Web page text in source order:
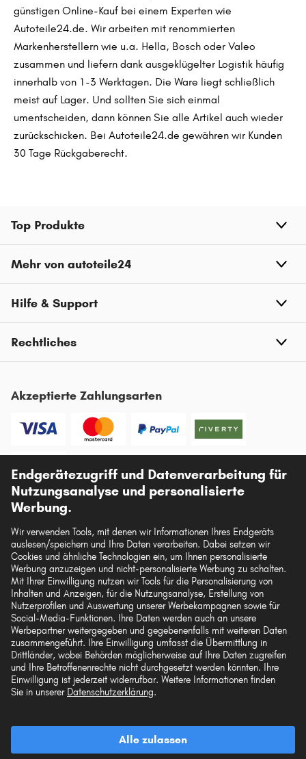
günstigen Online-Kauf bei einem Experten wie
Autoteile24.de. Wir arbeiten mit renommierten
Markenherstellern wie u.a. Hella, Bosch oder Valeo
zusammen und liefern dank ausgeklügelter Logistik häufig
innerhalb von 1-3 Werktagen. Die Ware liegt schließlich
meist auf Lager. Und sollten Sie sich einmal
umentscheiden, dann können Sie alle Artikel auch wieder
zurückschicken. Bei Autoteile24.de gewähren wir Kunden
30 Tage Rückgaberecht.
Top Produkte
Mehr von autoteile24
Hilfe & Support
Rechtliches
Akzeptierte Zahlungsarten
Vorkasse
Unsere Versandpartner
Die hier dargestellten Daten, insbesondere die gesamte Datenbank, dürfen nicht
vervielfältigt werden. Die Vervielfältigung und Verbreitung der Daten und der
Datenbank ohne vorherige Einwilligung von TecAlliance und/oder die
Einbeziehung Dritter in solche Aktivitäten ist streng verboten. Jegliche
unautorisierte Nutzung von Inhalten stellt eine Verletzung des Urheberrechts dar
und kann rechtliche Schritte nach sich ziehen.
Vertrag widerrufen
Endgerätezugriff und Datenverarbeitung für
Nutzungsanalyse und personalisierte
Werbung.
Wir verwenden Tools, mit denen wir Informationen Ihres Endgeräts
auslesen/speichern und Ihre Daten verarbeiten. Dabei setzen wir
Cookies und ähnliche Technologien ein, um Ihnen personalisierte
Werbung anzuzeigen und nicht-personalisierte Werbung zu schalten.
Mit Ihrer Einwilligung nutzen wir Tools für die Personalisierung von
Inhalten und Anzeigen, für die Nutzungsanalyse, Erstellung von
Nutzerprofilen und Auswertung unserer Werbekampagnen sowie für
Social-Media-Funktionen. Ihre Daten werden auch an unsere
Werbepartner weitergegeben und gegebenenfalls mit weiteren Daten
zusammengeführt. Ihre Einwilligung umfasst die Übermittlung in
Drittländer, wobei Behörden möglicherweise auf Ihre Daten zugreifen
und Ihre Betroffenenrechte nicht durchgesetzt werden könnten. Ihre
Einwilligung ist jederzeit widerrufbar. Weitere Informationen finden
Sie in unserer Datenschutzerklärung.
Alle zulassen